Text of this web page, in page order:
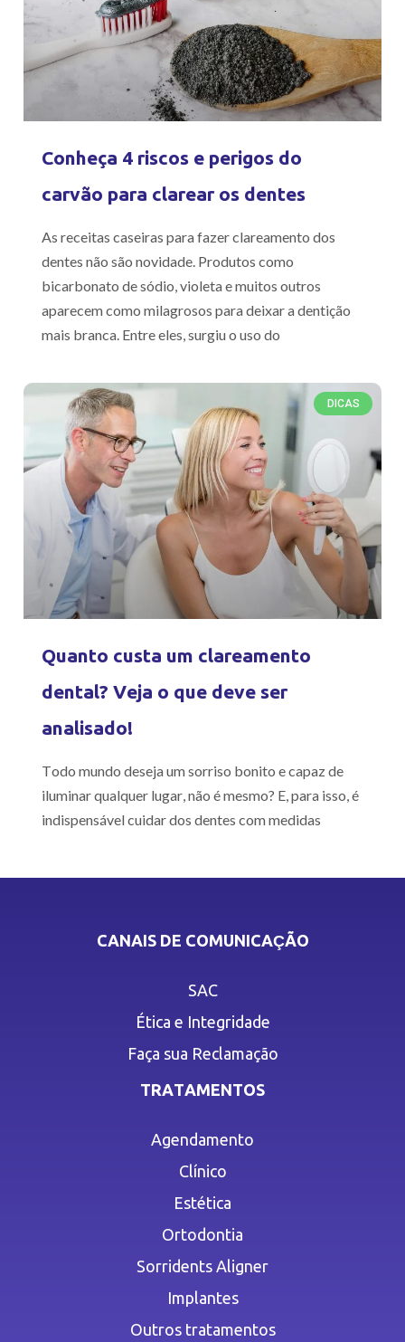
Conheça 4 riscos e perigos do
carvão para clarear os dentes
As receitas caseiras para fazer clareamento dos
dentes não são novidade. Produtos como
bicarbonato de sódio, violeta e muitos outros
aparecem como milagrosos para deixar a dentição
mais branca. Entre eles, surgiu o uso do
DICAS
Quanto custa um clareamento
dental? Veja o que deve ser
analisado!
Todo mundo deseja um sorriso bonito e capaz de
iluminar qualquer lugar, não é mesmo? E, para isso, é
indispensável cuidar dos dentes com medidas
CANAIS DE COMUNICAÇÃO
SAC
Ética e Integridade
Faça sua Reclamação
TRATAMENTOS
Agendamento
Clínico
Estética
Ortodontia
Sorridents Aligner
Implantes
Outros tratamentos